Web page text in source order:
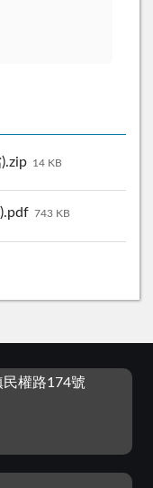
14 KB
743 KB
權路174號